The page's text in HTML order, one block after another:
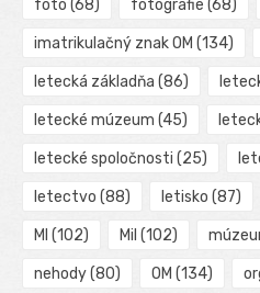
foto (68) fotografie (68)
imatrikulačný znak OM (134)
letecká základňa (86)
letecké múzeum (45)
letecké spoločnosti (25)
letectvo (88) letisko (87)
MI (102) Mil (102)
nehody(80) OM (134)